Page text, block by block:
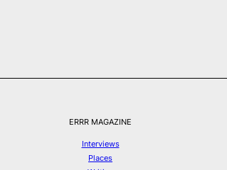
ERRR MAGAZINE
Interviews
Places